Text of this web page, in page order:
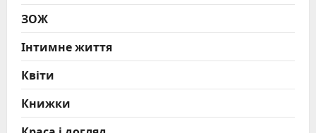
ЗОЖ
Інтимне життя
Квіти
Книжки